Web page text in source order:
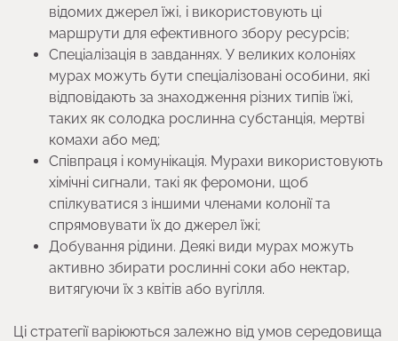
відомих джерел їжі, і використовують ці
маршрути для ефективного збору ресурсів;
Спеціалізація в завданнях. У великих колоніях
мурах можуть бути спеціалізовані особини, які
відповідають за знаходження різних типів їжі,
таких як солодка рослинна субстанція, мертві
комахи або мед;
Співпраця і комунікація. Мурахи використовують
хімічні сигнали, такі як феромони, щоб
спілкуватися з іншими членами колонії та
спрямовувати їх до джерел їжі;
Добування рідини. Деякі види мурах можуть
активно збирати рослинні соки або нектар,
витягуючи їх з квітів або вугілля.
Ці стратегії варіюються залежно від умов середовища